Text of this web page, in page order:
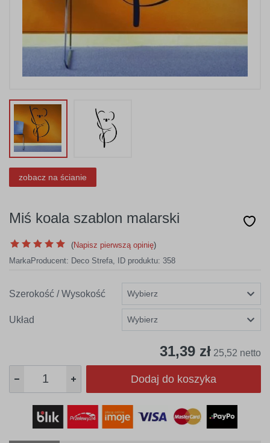
zobacz na ścianie
Miś koala szablon malarski
(Napisz pierwszą opinię)
MarkaProducent: Deco Strefa, ID produktu: 358
Szerokość / Wysokość
Układ
31,39 zł 25,52 netto
Dodaj do koszyka